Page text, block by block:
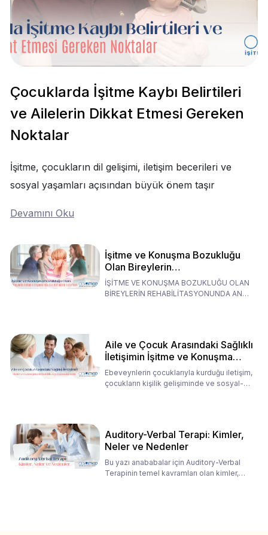
Çocuklarda İşitme Kaybı Belirtileri
ve Ailelerin Dikkat Etmesi Gereken
Noktalar
İşitme, çocukların dil gelişimi, iletişim becerileri ve
sosyal yaşamları açısından büyük önem taşır
Devamını Oku
İşitme ve Konuşma Bozukluğu
Olan Bireylerin
Rehabilitasyonunda Ana
Babaların Tutumları
İŞİTME VE KONUŞMA BOZUKLUĞU OLAN
BİREYLERİN REHABİLİTASYONUNDA ANA
Aile ve Çocuk Arasındaki Sağlıklı
İletişimin İşitme ve Konuşma
Rehabilitasyonundaki Rolü
Ebeveynlerin çocuklarıyla kurduğu iletişim,
çocukların kişilik gelişiminde ve sosyal-
Auditory-Verbal Terapi: Kimler,
Neler ve Nedenler
Bu yazı anababalar için Auditory-Verbal
Terapinin temel kavramları olan kimler,